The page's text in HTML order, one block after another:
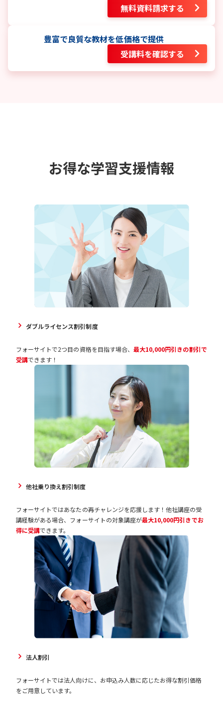
無料資料請求する
豊富で良質な教材を低価格で提供
受講料を確認する
お得な学習支援情報
ダブルライセンス割引制度
フォーサイトで2つ目の資格を目指す場合、 最大10,000円引きの割引で
受講できます！
他社乗り換え割引制度
フォーサイトではあなたの再チャレンジを応援します！他社講座の受
講経験がある場合、フォーサイトの対象講座が最大10,000円引きでお
得に受講できます。
法人割引
フォーサイトでは法人向けに、お申込み人数に応じたお得な割引価格
をご用意しています。